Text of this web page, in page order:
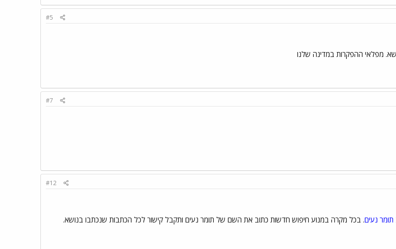
#5
מפלאי ההפקרות במדינה שלנו
#7
#12
תומר נעים. בכל מקרה במנוע חיפוש חדשות כתוב את השם של תומר נעים ותקבל קישור לכל הכתבות שנכתבו בנושא.